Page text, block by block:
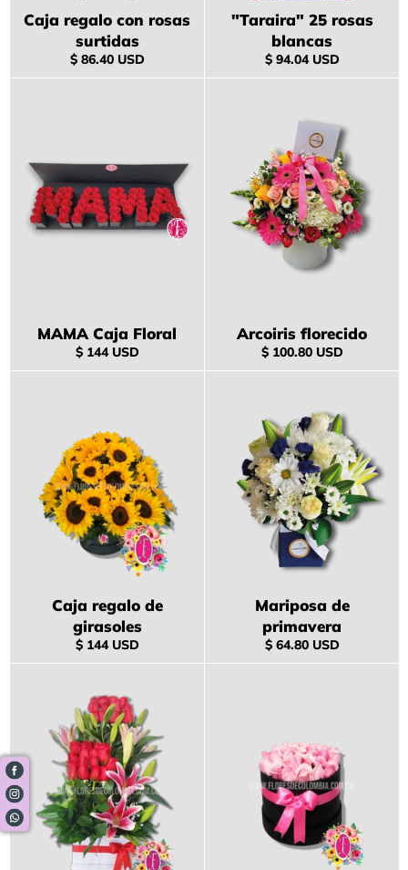
Caja regalo con rosas
surtidas
Precio
habitual
$ 86.40 USD
"Taraira" 25 rosas
blancas
Precio
habitual
$ 94.04 USD
MAMA Caja Floral
Precio
habitual
$ 144 USD
Arcoiris florecido
Precio
habitual
$ 100.80 USD
Caja regalo de
girasoles
Precio
habitual
$ 144 USD
Mariposa de
primavera
Precio
habitual
$ 64.80 USD